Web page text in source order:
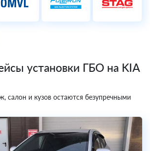
установки ГБО на KIA
салон и кузов остаются безупречными